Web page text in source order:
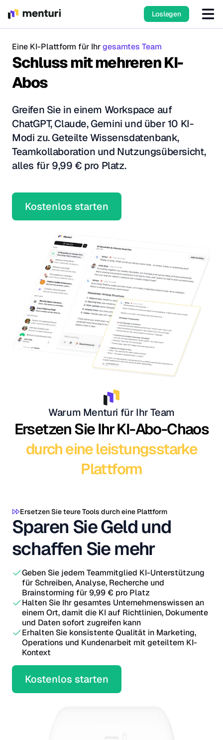
Loslegen
Eine KI-Plattform für Ihrgesamtes Team
Schluss mit mehreren KI-
Abos
Greifen Sie in einem Workspace auf
ChatGPT, Claude, Gemini und über 10 KI-
Modi zu. Geteilte Wissensdatenbank,
Teamkollaboration und Nutzungsübersicht,
alles für 9,99 € pro Platz.
Kostenlos starten
Warum Menturi für Ihr Team
Ersetzen Sie Ihr KI-Abo-Chaos
durch eine leistungsstarke
Plattform
Ersetzen Sie teure Tools durch eine Plattform
Sparen Sie Geld und
schaffen Sie mehr
Geben Sie jedem Teammitglied KI-Unterstützung
für Schreiben, Analyse, Recherche und
Brainstorming für 9,99 € pro Platz
Halten Sie Ihr gesamtes Unternehmenswissen an
einem Ort, damit die KI auf Richtlinien, Dokumente
und Daten sofort zugreifen kann
Erhalten Sie konsistente Qualität in Marketing,
Operations und Kundenarbeit mit geteiltem KI-
Kontext
Kostenlos starten